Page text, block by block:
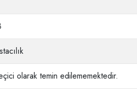
olarak temin edilememektedir.